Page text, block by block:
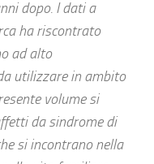
dopo. I dati a
ha riscontrato
ad alto
utilizzare in ambito
volume si
da sindrome di
si incontrano nella